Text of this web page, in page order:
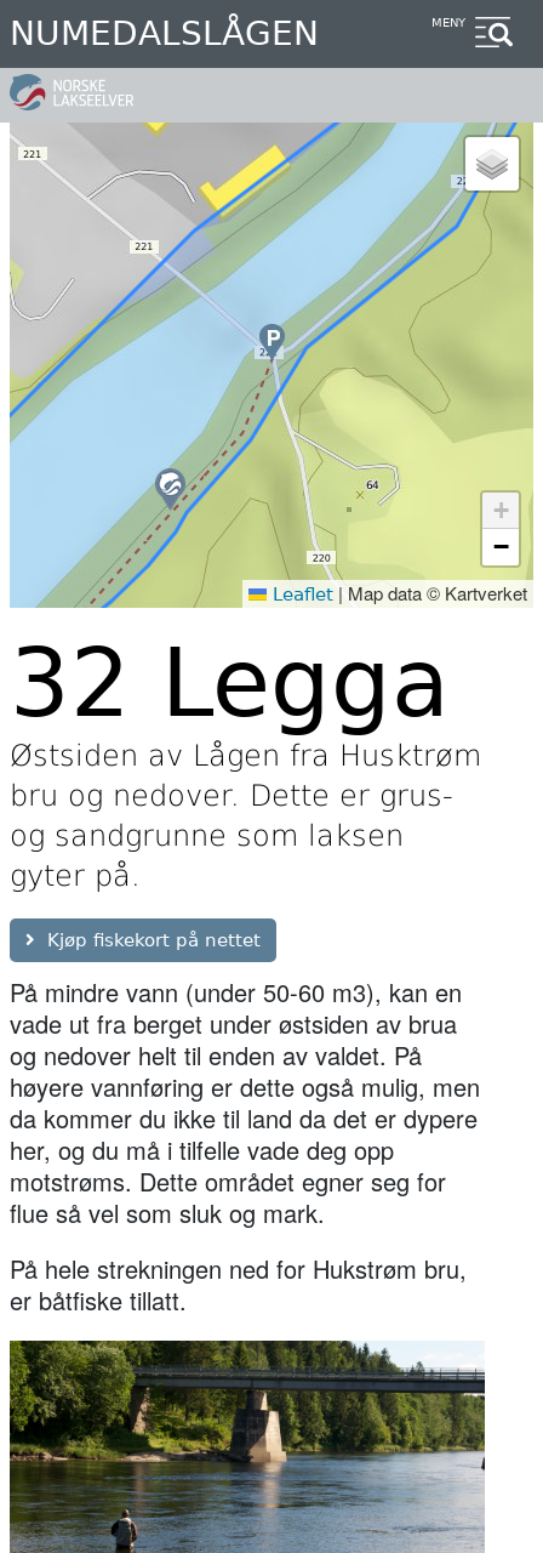
Hopp
til
hovedinnhold
NUMEDALSLÅGEN MENY
+
−
Leaflet |Map data © Kartverket
32 Legga
Østsiden av Lågen fra Husktrøm
bru og nedover. Dette er grus-
og sandgrunne som laksen
gyter på.
Kjøp fiskekort på nettet
På mindre vann (under 50-60 m3), kan en
vade ut fra berget under østsiden av brua
og nedover helt til enden av valdet. På
høyere vannføring er dette også mulig, men
da kommer du ikke til land da det er dypere
her, og du må i tilfelle vade deg opp
motstrøms. Dette området egner seg for
flue så vel som sluk og mark.
På hele strekningen ned for Hukstrøm bru,
er båtfiske tillatt.